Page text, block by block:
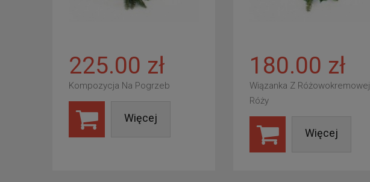
225.00 zł
Kompozycja Na Pogrzeb
Więcej
180.00 zł
Wiązanka Z Różowokremowej
Róży
Więcej